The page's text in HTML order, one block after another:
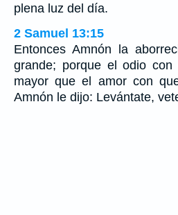
plena luz del día.
2 Samuel 13:15
Entonces Amnón la
grande; porque el odio
mayor que el amor con
Amnón le dijo: Levántate,